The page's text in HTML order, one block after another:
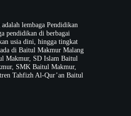
lembaga Pendidikan
pendidikan di berbagai
usia dini, hingga tingkat
di Baitul Makmur Malang
Makmur, SD Islam Baitul
SMK Baitul Makmur,
Tahfizh Al-Qur’an Baitul